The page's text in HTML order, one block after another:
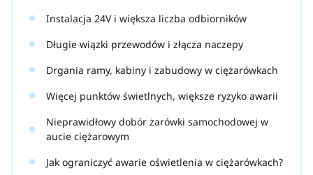
Instalacja 24V i większa liczba odbiorników
Długie wiązki przewodów i złącza naczepy
Drgania ramy, kabiny i zabudowy w ciężarówkach
Więcej punktów świetlnych, większe ryzyko awarii
Nieprawidłowy dobór żarówki samochodowej w
aucie ciężarowym
Jak ograniczyć awarie oświetlenia w ciężarówkach?